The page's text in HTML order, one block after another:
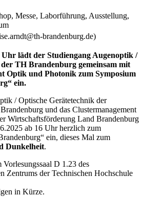
Messe, Laborführung, Ausstellung,
brandenburg.de)
Uhr lädt der Studiengang Augenoptik /
TH Brandenburg gemeinsam mit
Optik und Photonik zum Symposium
ein.
/ Optische Gerätetechnik der
und das Clustermanagement
Wirtschaftsförderung Land Brandenburg
ab 16 Uhr herzlich zum
ein, dieses Mal zum
Dunkelheit.
D 1.23 des
Zentrums der Technischen Hochschule
in Kürze.